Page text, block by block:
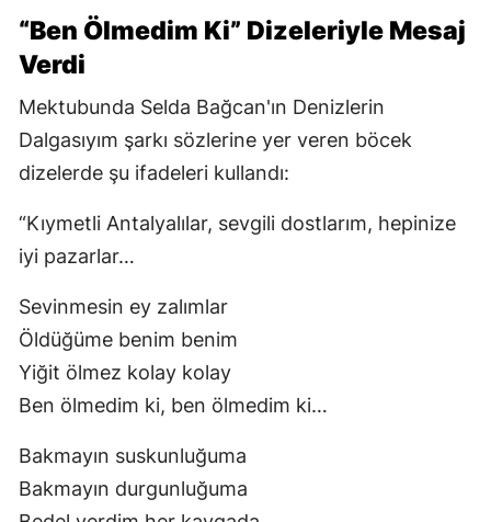
“Ben Ölmedim Ki” Dizeleriyle Mesaj
Verdi
Mektubunda Selda Bağcan'ın Denizlerin
Dalgasıyım şarkı sözlerine yer veren böcek
dizelerde şu ifadeleri kullandı:
“Kıymetli Antalyalılar, sevgili dostlarım, hepinize
iyi pazarlar…
Sevinmesin ey zalımlar
Öldüğüme benim benim
Yiğit ölmez kolay kolay
Ben ölmedim ki, ben ölmedim ki…
Bakmayın suskunluğuma
Bakmayın durgunluğuma